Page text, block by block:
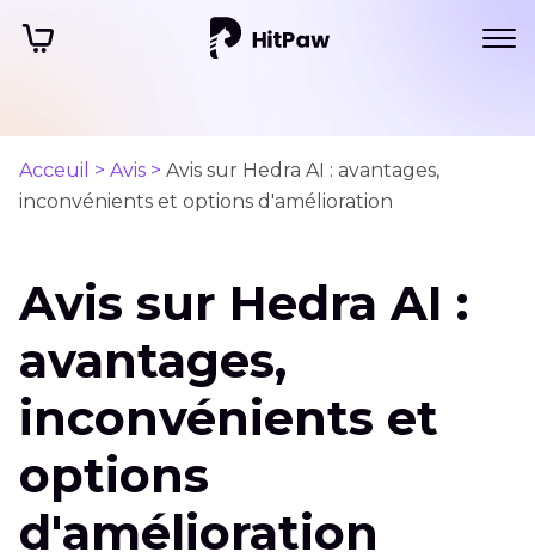
Acceuil > Avis > Avis sur Hedra AI : avantages,
inconvénients et options d'amélioration
Avis sur Hedra AI :
avantages,
inconvénients et
options
d'amélioration